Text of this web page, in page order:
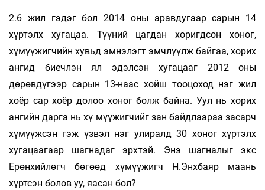
2.6 жил гэдэг бол 2014 оны аравдугаар сарын 14
хүртэлх хугацаа. Түүний цагдан хоригдсон хоног,
хүмүүжигчийн хувьд эмнэлэгт эмчлүүлж байгаа, хорих
ангид биечлэн ял эдэлсэн хугацааг 2012 оны
дөрөвдүгээр сарын 13-наас хойш тооцоход нэг жил
хоёр сар хоёр долоо хоног болж байна. Уул нь хорих
ангийн дарга нь хү­ мүүжигчийг зан байдлаараа засарч
хүмүүжсэн гэж үзвэл нэг улиралд 30 хоног хүртэлх
хугацаагаар шагнадаг эрхтэй. Энэ шагналыг экс
Ерөнхийлөгч бөгөөд хүмүүжигч Н.Энхбаяр маань
хүртсэн болов уу, яасан бол?